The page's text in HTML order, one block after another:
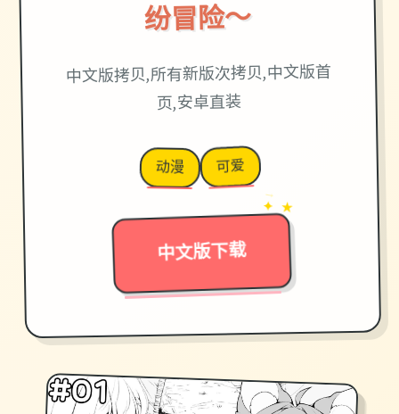
纷冒险～
中文版拷贝,所有新版次拷贝,中文版首
页,安卓直装
动漫 可爱
中文版下载
→
✦ ★